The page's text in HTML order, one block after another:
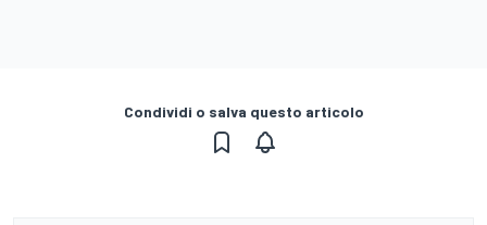
Condividi o salva questo articolo